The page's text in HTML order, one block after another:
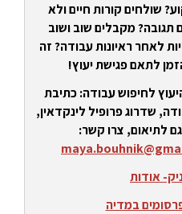
שולחים קורות חיים ולא
תגובה? מקבלים שוב ושוב
לאחר ראיונות עבודה? זה
לתאם פגישת יעוץ!
לחיפוש עבודה: כתיבת
שדרוג פרופיל לינקדאין,
גם לתיאום, צרו קשר:
אודות
במדיה